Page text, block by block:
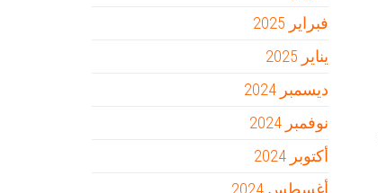
فبراير 2025
يناير 2025
ديسمبر 2024
نوفمبر 2024
أكتوبر 2024
أغسطس 2024